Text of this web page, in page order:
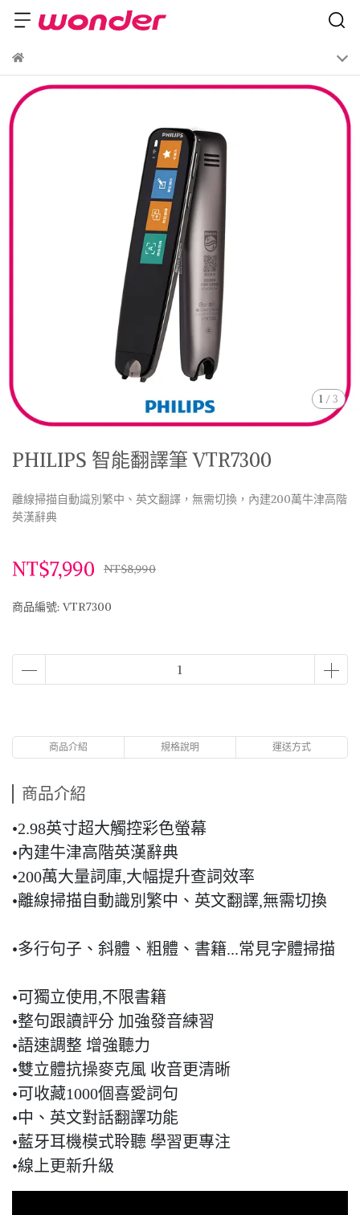
1 /3
PHILIPS 智能翻譯筆 VTR7300
離線掃描自動識別繁中、英文翻譯，無需切換，內建200萬牛津高階
英漢辭典
NT$7,990 NT$8,990
商品編號: VTR7300
商品介紹 規格說明 運送方式
商品介紹
•2.98英寸超大觸控彩色螢幕
•內建牛津高階英漢辭典
•200萬大量詞庫,大幅提升查詞效率
•離線掃描自動識別繁中、英文翻譯,無需切換
•多行句子、斜體、粗體、書籍...常見字體掃描
•可獨立使用,不限書籍
•整句跟讀評分 加強發音練習
•語速調整 增強聽力
•雙立體抗操麥克風 收音更清晰
•可收藏1000個喜愛詞句
•中、英文對話翻譯功能
•藍牙耳機模式聆聽 學習更專注
•線上更新升級